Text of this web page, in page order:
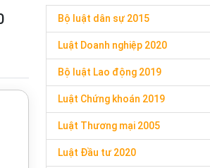
Bộ luật dân sự 2015
Luật Doanh nghiệp 2020
Bộ luật Lao động 2019
Luật Chứng khoán 2019
Luật Thương mại 2005
Luật Đầu tư 2020